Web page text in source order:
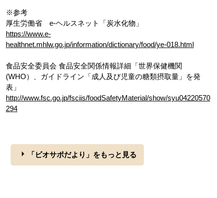
※参考
厚生労働省 e-ヘルスネット「炭水化物」
https://www.e-
healthnet.mhlw.go.jp/information/dictionary/food/ye-018.html
食品安全委員会 食品安全関係情報詳細「世界保健機関
(WHO）、ガイドライン「成人及び児童の糖類摂取量」を発
表」
http://www.fsc.go.jp/fsciis/foodSafetyMaterial/show/syu04220570
294
「ビオサポだより」をもっと見る